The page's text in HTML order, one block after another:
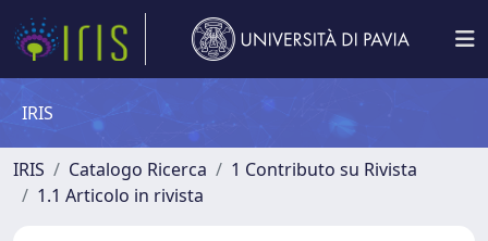
IRIS
IRIS Catalogo Ricerca
1 Contributo su Rivista
1.1 Articolo in rivista